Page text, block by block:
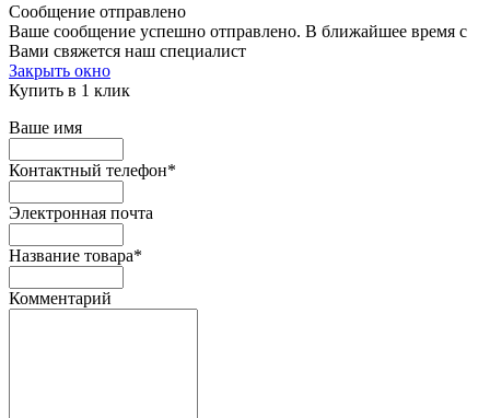
Сообщение отправлено
Ваше сообщение успешно отправлено. В ближайшее время с
Вами свяжется наш специалист
Закрыть окно
Купить в 1 клик
Ваше имя
Контактный телефон*
Электронная почта
Название товара*
Комментарий